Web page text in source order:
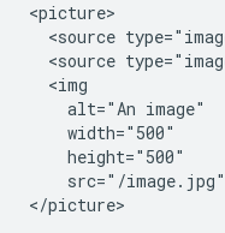
<picture>
<source
<source
  <img
    alt="An image"
    width="500"
    height="500"
src="/